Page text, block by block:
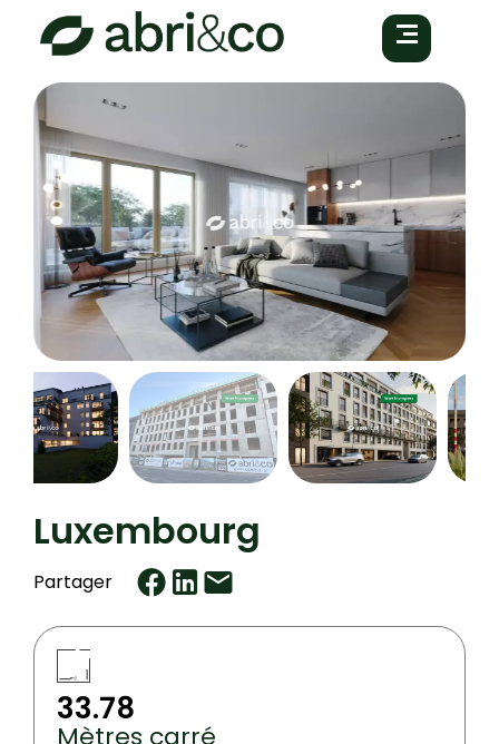
Luxembourg
Partager
33.78